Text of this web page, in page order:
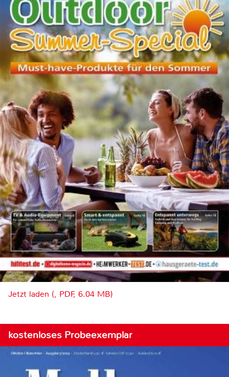
Jetzt laden (, PDF, 6.04 MB)
kostenloses Probeexemplar